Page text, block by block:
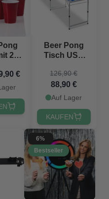
24x
€
Beer Pong
Tisch USA
Offizielle
Maße
126,90 €
88,90 €
Auf Lager
KAUFEN
6%
Bestseller